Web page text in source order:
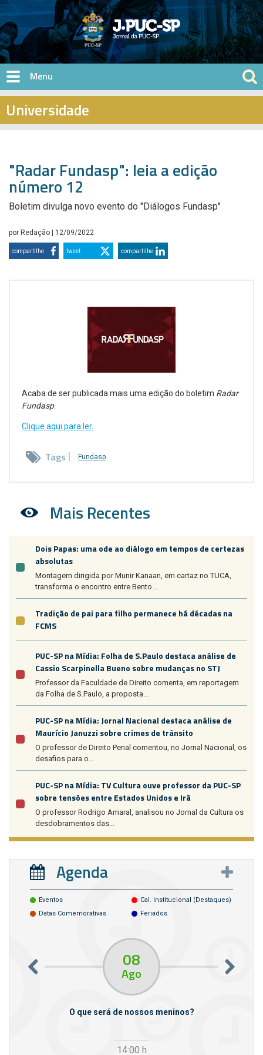
Pular para o conteúdo principal
Universidade
"Radar Fundasp": leia a edição
número 12
Boletim divulga novo evento do "Diálogos Fundasp"
por Redação | 12/09/2022
compartilhe tweet compartilhe
Acaba de ser publicada mais uma edição do boletim Radar
Fundasp.
Clique aqui para ler.
Tags Fundasp
Mais Recentes
Dois Papas: uma ode ao diálogo em tempos de certezas
absolutas
Montagem dirigida por Munir Kanaan, em cartaz no TUCA,
transforma o encontro entre Bento...
Tradição de pai para filho permanece há décadas na
FCMS
PUC-SP na Mídia: Folha de S.Paulo destaca análise de
Cassio Scarpinella Bueno sobre mudanças no STJ
Professor da Faculdade de Direito comenta, em reportagem
da Folha de S.Paulo, a proposta...
PUC-SP na Mídia: Jornal Nacional destaca análise de
Maurício Januzzi sobre crimes de trânsito
O professor de Direito Penal comentou, no Jornal Nacional, os
desafios para o...
PUC-SP na Mídia: TV Cultura ouve professor da PUC-SP
sobre tensões entre Estados Unidos e Irã
O professor Rodrigo Amaral, analisou no Jornal da Cultura os
desdobramentos das...
Agenda
Eventos
Cal. Institucional (destaques)
Datas Comemorativas
Feriados
08
Ago
O que será de nossos meninos?
14:00 h